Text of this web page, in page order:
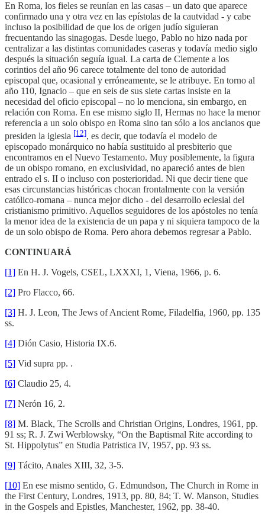
En Roma, los fieles se reunían en las casas – un dato que aparece
confirmado una y otra vez en las epístolas de la cautvidad - y cabe
incluso la posibilidad de que los de origen judío siguieran
frecuentando las sinagogas. Desde luego, Pablo no hizo nada por
centralizar a las distintas comunidades caseras y todavía medio siglo
después la situación seguía igual. La carta de Clemente a los
corintios del año 96 carece totalmente del tono de autoridad
episcopal que, ocasional y erróneamente, se le atribuye. En torno al
año 110, Ignacio – que en seis de sus siete cartas insiste en la
necesidad del oficio episcopal – no lo menciona, sin embargo, en
relación con Roma. En ese mismo siglo II, Hermas no hace la menor
referencia a un solo obispo en Roma sino tan sólo a los ancianos que
presiden la iglesia [12], es decir, que todavía el modelo de
episcopado monárquico no había sustituido al presbiterio que
encontramos en el Nuevo Testamento. Muy posiblemente, la figura
de un obispo romano, en exclusividad, no apareció antes de bien
entrado el s. II o incluso con posterioridad. Ni que decir tiene que
esas circunstancias históricas chocan frontalmente con la versión
católico-romana – nunca mejor dicho - del desarrollo eclesial del
cristianismo primitivo. Aquellos seguidores de los apóstoles no tenía
la menor idea de la existencia de un papa y ni siquiera tampoco de la
de un solo obispo de Roma. Pero ahora debemos regresar a Pablo.
CONTINUARÁ
[1] En H. J. Vogels, CSEL, LXXXI, 1, Viena, 1966, p. 6.
[2] Pro Flacco, 66.
[3] H. J. Leon, The Jews of Ancient Rome, Filadelfia, 1960, pp. 135
ss.
[4] Dión Casio, Historia IX.6.
[5] Vid supra pp. .
[6] Claudio 25, 4.
[7] Nerón 16, 2.
[8] M. Black, The Scrolls and Christian Origins, Londres, 1961, pp.
91 ss; R. J. Zwi Werblowsky, “On the Baptismal Rite according to
St. Hippolytus” en Studia Patristica IV, 1957, pp. 93 ss.
[9] Tácito, Anales XIII, 32, 3-5.
[10] En ese mismo sentido, G. Edmundson, The Church in Rome in
the First Century, Londres, 1913, pp. 80, 84; T. W. Manson, Studies
in the Gospels and Epistles, Manchester, 1962, pp. 38-40.